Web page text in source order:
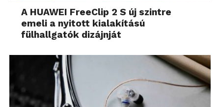
A HUAWEI FreeClip 2 S új szintre
emeli a nyitott kialakítású
fülhallgatók dizájnját